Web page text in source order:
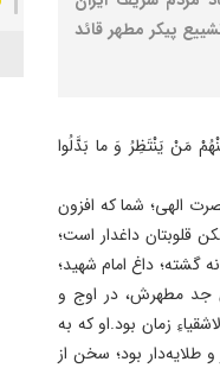
پیکر مطهر قائد
مَنْ یَنْتَظِرُ وَ ما بَدَّلُوا
الهی؛ شما که افزون
قلوبتان داغدار است؛
گشته؛ داغ امام شهید؛
جد مطهرش، در اوج و
زمان بود.او که به
طلایه‌دار بود؛ سخن از